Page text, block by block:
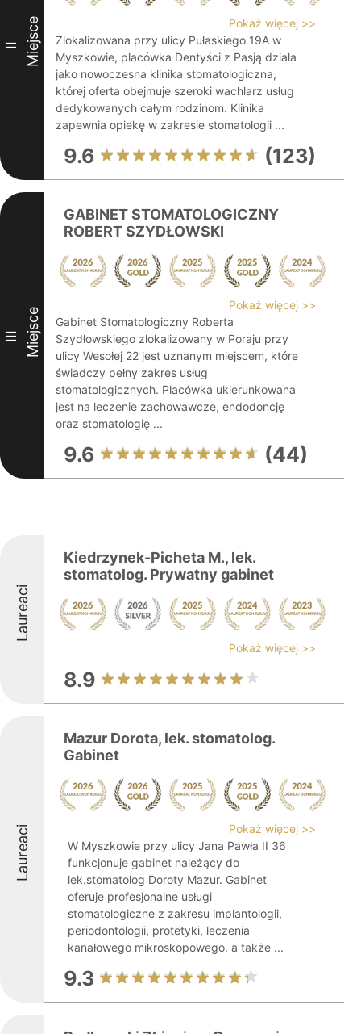
II Miejsce
Pokaż więcej >>
Zlokalizowana przy ulicy Pułaskiego 19A w
Myszkowie, placówka Dentyści z Pasją działa
jako nowoczesna klinika stomatologiczna,
której oferta obejmuje szeroki wachlarz usług
dedykowanych całym rodzinom. Klinika
zapewnia opiekę w zakresie stomatologii ...
9.6 (123)
III Miejsce
GABINET STOMATOLOGICZNY
ROBERT SZYDŁOWSKI
Pokaż więcej >>
Gabinet Stomatologiczny Roberta
Szydłowskiego zlokalizowany w Poraju przy
ulicy Wesołej 22 jest uznanym miejscem, które
świadczy pełny zakres usług
stomatologicznych. Placówka ukierunkowana
jest na leczenie zachowawcze, endodoncję
oraz stomatologię ...
9.6 (44)
Laureaci
Kiedrzynek-Picheta M., lek.
stomatolog. Prywatny gabinet
Pokaż więcej >>
8.9
Laureaci
Mazur Dorota, lek. stomatolog.
Gabinet
Pokaż więcej >>
W Myszkowie przy ulicy Jana Pawła II 36
funkcjonuje gabinet należący do
lek.stomatolog Doroty Mazur. Gabinet
oferuje profesjonalne usługi
stomatologiczne z zakresu implantologii,
periodontologii, protetyki, leczenia
kanałowego mikroskopowego, a także ...
9.3